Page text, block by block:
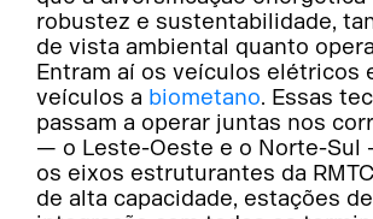
robustez e sustentabilidade,
de vista ambiental quanto
Entram aí os veículos elétricos
veículos a biometano. Essas
passam a operar juntas nos
— o Leste-Oeste e o Norte-Sul
os eixos estruturantes da
de alta capacidade, estações